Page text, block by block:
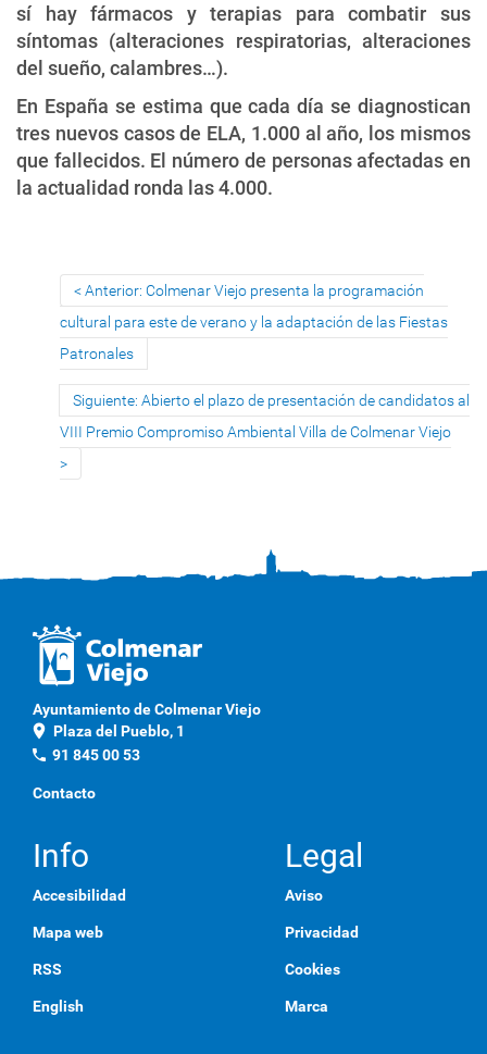
sí hay fármacos y terapias para combatir sus
síntomas (alteraciones respiratorias, alteraciones
del sueño, calambres…).
En España se estima que cada día se diagnostican
tres nuevos casos de ELA, 1.000 al año, los mismos
que fallecidos. El número de personas afectadas en
la actualidad ronda las 4.000.
Anterior: Colmenar Viejo presenta la programación
cultural para este de verano y la adaptación de las Fiestas
Patronales
Siguiente: Abierto el plazo de presentación de candidatos al
VIII Premio Compromiso Ambiental Villa de Colmenar Viejo
Ayuntamiento de Colmenar Viejo
location_on Plaza del Pueblo, 1
phone 91 845 00 53
Contacto
Info
Accesibilidad
Mapa web
RSS
English
Legal
Aviso
Privacidad
Cookies
Marca